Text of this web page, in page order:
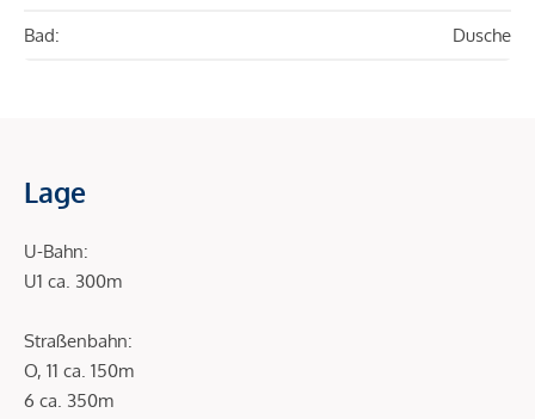
Bad: Dusche
Lage
U-Bahn:
U1 ca. 300m
Straßenbahn:
O, 11 ca. 150m
6 ca. 350m